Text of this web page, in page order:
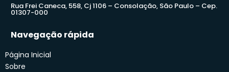
Rua Frei Caneca, 558, Cj 1106 – Consolação, São Paulo – Cep.
01307-000
Navegação rápida
Página Inicial
Sobre